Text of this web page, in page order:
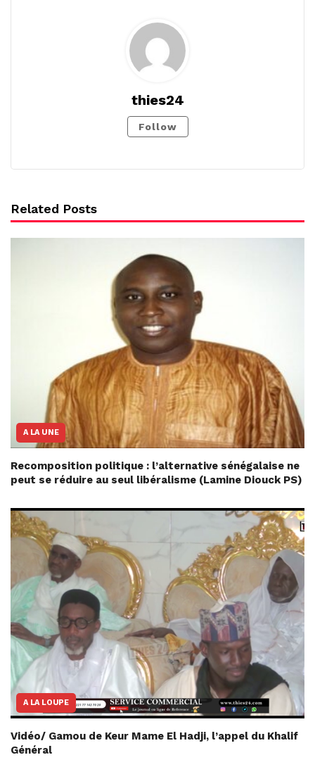
thies24
Follow
Related Posts
A LA UNE
Recomposition politique : l’alternative sénégalaise ne
peut se réduire au seul libéralisme (Lamine Diouck PS)
A LA LOUPE
Vidéo/ Gamou de Keur Mame El Hadji, l’appel du Khalif
Général